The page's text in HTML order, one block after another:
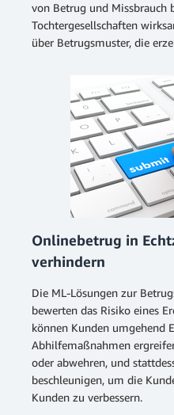
von Betrug und Missbrauch
Tochtergesellschaften
über Betrugsmuster, die
Onlinebetrug in
verhindern
Die ML-Lösungen zur
bewerten das Risiko eines
können Kunden umgehend
Abhilfemaßnahmen
oder abwehren, und
beschleunigen, um die
Kunden zu verbessern.